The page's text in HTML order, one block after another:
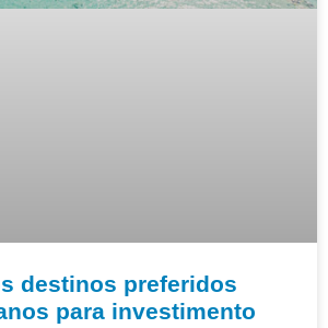
destinos preferidos
para investimento